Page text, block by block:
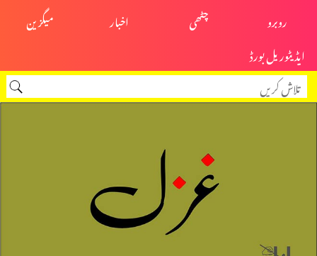
روبرو
چٹھی اخبار
میگزین
ایڈیٹوریل بورڈ